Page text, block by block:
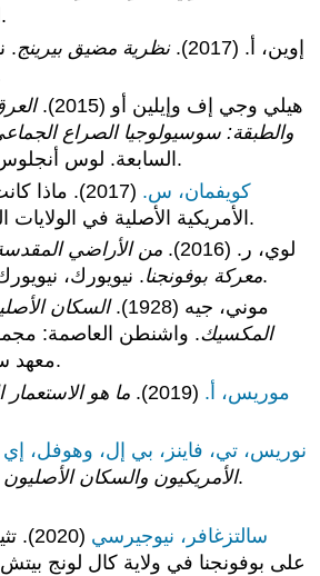
المتحدة: لونجمانز.
إوين، أ. (2017).
نظرية مضيق بيرينج.
هيلي وجي إف وإيلين أو (2015).
والطبقة: سوسيولوجيا الصراع الجماعي
السابعة. لوس أنجلوس، كاليفورنيا: سيج.
كويفمان، س.
(2017).
الأمريكية الأصلية في الولايات.
لوي، ر. (2016).
من الأراضي
معركة بوفونجنا. نيويورك، نيويورك: رومان وليتلفيلد.
موني، جيه (1928).
السكان
المكسيك. واشنطن العاصمة:
معهد سميثسونيان، 80:7.
موريس، أ. (2019). ما هو
نوريس، تي، فاينز، بي إل، وهوفل، إي
الأمريكيون والسكان الأصليون.
سالتزغافر، نيوجيرسي
على بوفونجنا في ولاية كال لونج